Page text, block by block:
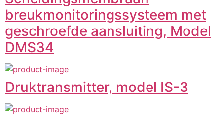
breukmonitoringssysteem met
geschroefde aansluiting, Model
DMS34
Druktransmitter, model IS-3